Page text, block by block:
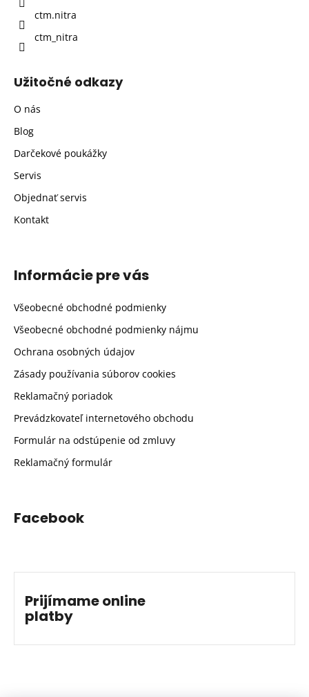
ctm.nitra
ctm_nitra
Užitočné odkazy
O nás
Blog
Darčekové poukážky
Servis
Objednať servis
Kontakt
Informácie pre vás
Všeobecné obchodné podmienky
Všeobecné obchodné podmienky nájmu
Ochrana osobných údajov
Zásady používania súborov cookies
Reklamačný poriadok
Prevádzkovateľ internetového obchodu
Formulár na odstúpenie od zmluvy
Reklamačný formulár
Facebook
Prijímame online
platby